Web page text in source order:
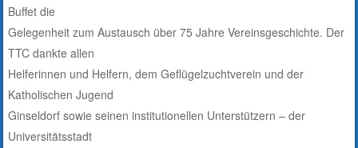
Buffet die
Gelegenheit zum Austausch über 75 Jahre Vereinsgeschichte. Der
TTC dankte allen
Helferinnen und Helfern, dem Geflügelzuchtverein und der
Katholischen Jugend
Ginseldorf sowie seinen institutionellen Unterstützern – der
Universitätsstadt